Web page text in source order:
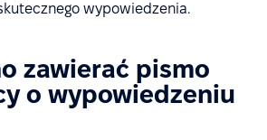
wypowiedzenia.
zawierać pismo
o wypowiedzeniu